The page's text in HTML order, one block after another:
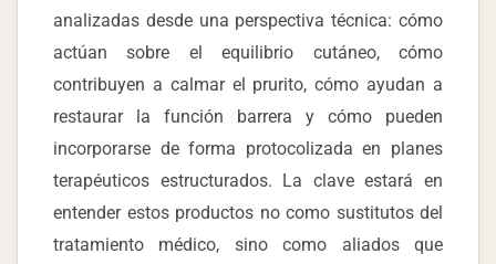
analizadas desde una perspectiva técnica: cómo
actúan sobre el equilibrio cutáneo, cómo
contribuyen a calmar el prurito, cómo ayudan a
restaurar la función barrera y cómo pueden
incorporarse de forma protocolizada en planes
terapéuticos estructurados. La clave estará en
entender estos productos no como sustitutos del
tratamiento médico, sino como aliados que